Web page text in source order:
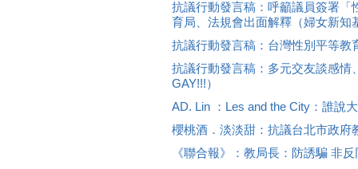
抗議行動發言稿：呼籲議員簽署
育局、法規會出面解釋（婦女新知
抗議行動發言稿：台灣性別平等教
抗議行動發言稿：多元交友談感情
GAY!!!）
AD. Lin ：Les and the City：誰說
櫻桃酒．淡淡甜：抗議台北市政府
《聯合報》：教局長：防誘騙 非反